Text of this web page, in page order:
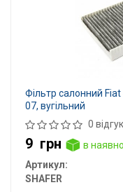
Фільтр салонний
07, вугільний
0
9 грн
в
Артикул:
SHAFER